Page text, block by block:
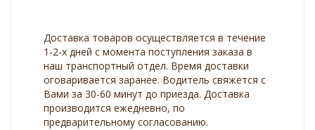
Доставка товаров осуществляется в течение
1-2-х дней с момента поступления заказа в
наш транспортный отдел. Время доставки
оговаривается заранее. Водитель свяжется с
Вами за 30-60 минут до приезда. Доставка
производится ежедневно, по
предварительному согласованию.